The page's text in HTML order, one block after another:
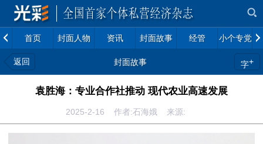
首页 封面人物 资讯 封面故事 经管 小个专党建
返回 封面故事 字+
袁胜海：专业合作社推动 现代农业高速发展
2025-2-16 作者:石海娥 来源: